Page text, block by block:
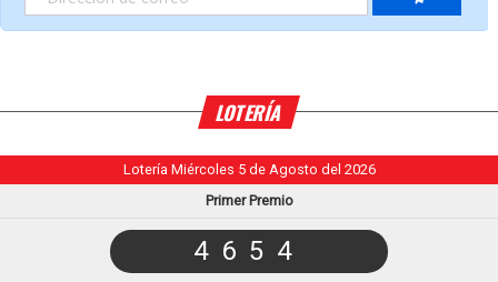
LOTERÍA
Lotería Miércoles 5 de Agosto del 2026
Primer Premio
4654